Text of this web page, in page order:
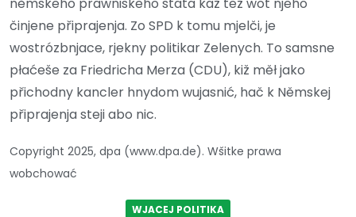
činjene připrajenja. Zo SPD k tomu mjelči, je
wostrózbnjace, rjekny politikar Zelenych. To samsne
płaćeše za Friedricha Merza (CDU), kiž měł jako
přichodny kancler hnydom wujasnić, hač k Němskej
připrajenja steji abo nic.
Copyright 2025, dpa (www.dpa.de). Wšitke prawa
wobchować
WJACEJ POLITIKA